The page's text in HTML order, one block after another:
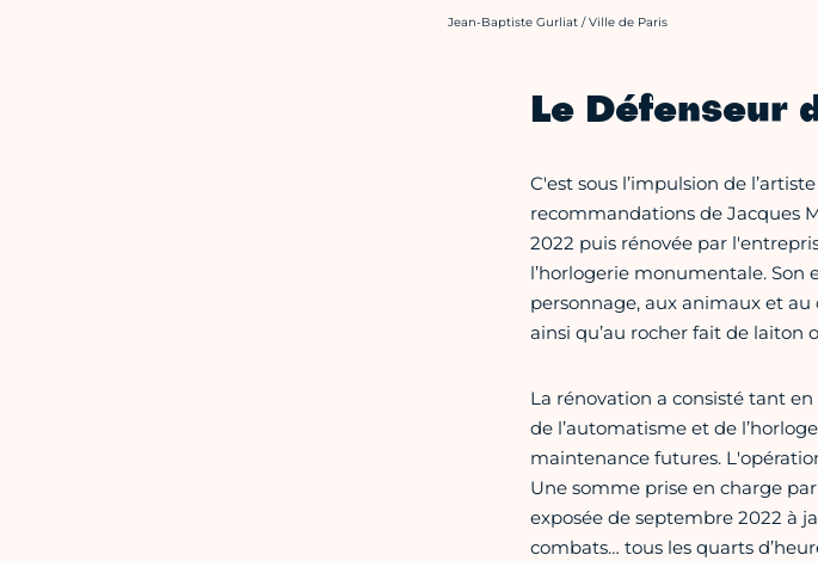
Crédit photo :
Jean-Baptiste Gurliat / Ville de Paris
Le Défenseur
C'est sous l’impulsion de
recommandations de Jacques
2022 puis rénovée par
l’horlogerie monumentale.
personnage, aux animaux et
ainsi qu’au rocher fait de laiton
La rénovation a consisté tant
de l’automatisme et de
maintenance futures.
Une somme prise en charge
exposée de septembre 2022 à
combats… tous les quarts